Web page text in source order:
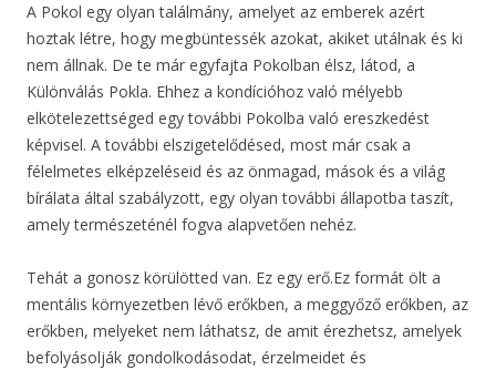
A Pokol egy olyan találmány, amelyet az emberek azért
hoztak létre, hogy megbüntessék azokat, akiket utálnak és ki
nem állnak. De te már egyfajta Pokolban élsz, látod, a
Különválás Pokla. Ehhez a kondícióhoz való mélyebb
elkötelezettséged egy további Pokolba való ereszkedést
képvisel. A további elszigetelődésed, most már csak a
félelmetes elképzeléseid és az önmagad, mások és a világ
bírálata által szabályzott, egy olyan további állapotba taszít,
amely természeténél fogva alapvetően nehéz.
Tehát a gonosz körülötted van. Ez egy erő.Ez formát ölt a
mentális környezetben lévő erőkben, a meggyőző erőkben, az
erőkben, melyeket nem láthatsz, de amit érezhetsz, amelyek
befolyásolják gondolkodásodat, érzelmeidet és